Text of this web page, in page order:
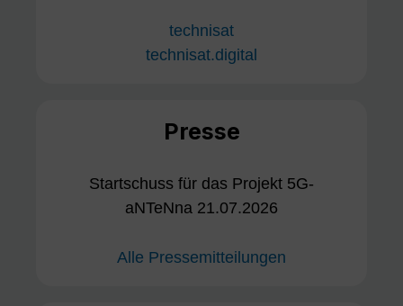
technisat
technisat.digital
Presse
Startschuss für das Projekt 5G-
aNTeNna 21.07.2026
Alle Pressemitteilungen